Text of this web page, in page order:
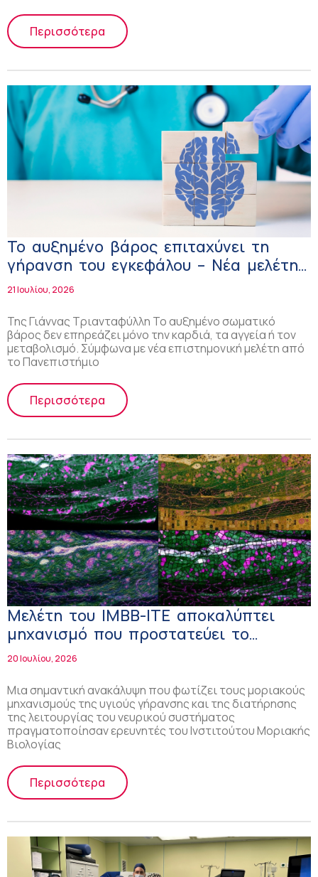
Περισσότερα
Το αυξημένο βάρος επιταχύνει τη
γήρανση του εγκεφάλου – Νέα μελέτη
κρούει τον κώδωνα του κινδύνου
21 Ιουλίου, 2026
Της Γιάννας Τριανταφύλλη Το αυξημένο σωματικό
βάρος δεν επηρεάζει μόνο την καρδιά, τα αγγεία ή τον
μεταβολισμό. Σύμφωνα με νέα επιστημονική μελέτη από
το Πανεπιστήμιο
Περισσότερα
Μελέτη του ΙΜΒΒ-ΙΤΕ αποκαλύπτει
μηχανισμό που προστατεύει το
νευρικό σύστημα κατά τη γήρανση και
20 Ιουλίου, 2026
Μια σημαντική ανακάλυψη που φωτίζει τους μοριακούς
μηχανισμούς της υγιούς γήρανσης και της διατήρησης
της λειτουργίας του νευρικού συστήματος
πραγματοποίησαν ερευνητές του Ινστιτούτου Μοριακής
Βιολογίας
Περισσότερα